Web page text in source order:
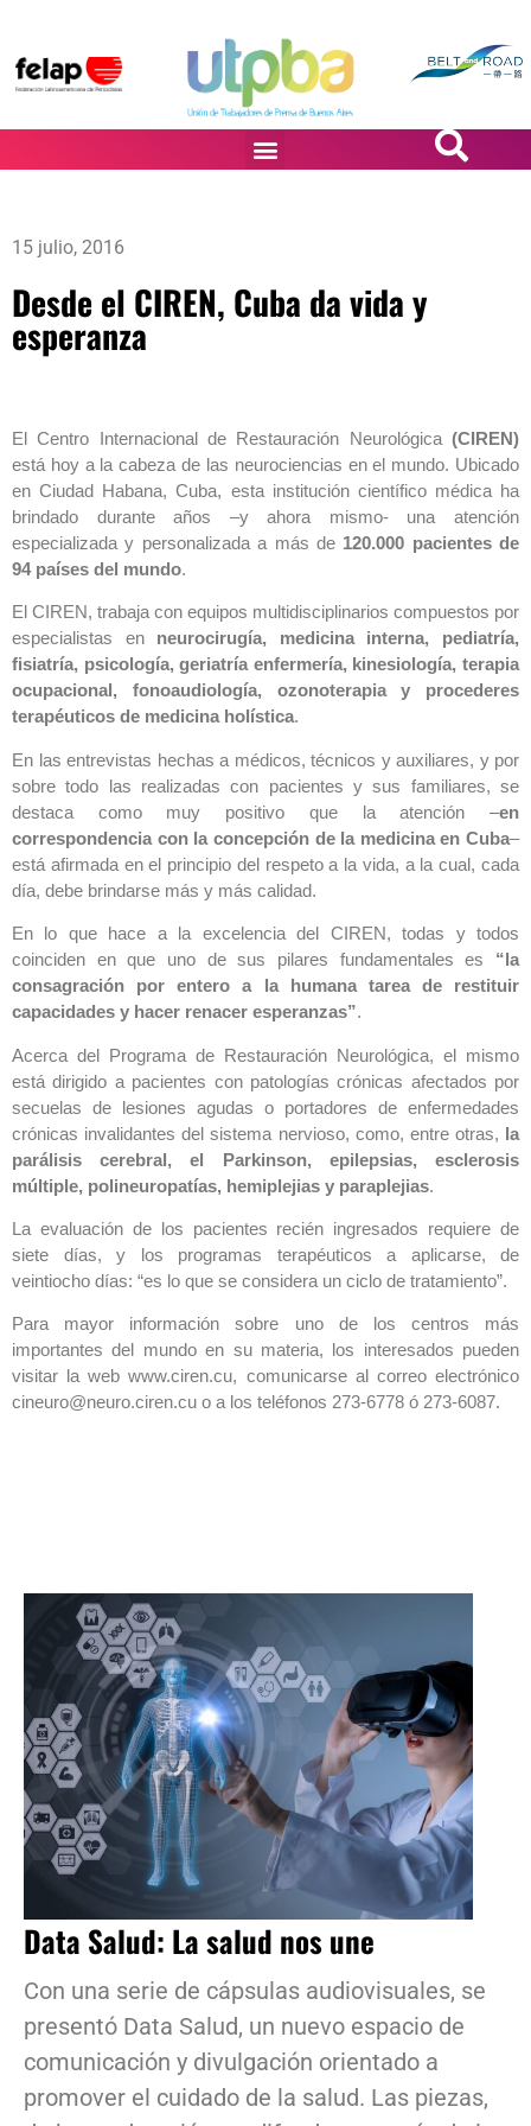
15 julio, 2016
Desde el CIREN, Cuba da vida y
esperanza
El Centro Internacional de Restauración Neurológica (CIREN)
está hoy a la cabeza de las neurociencias en el mundo. Ubicado
en Ciudad Habana, Cuba, esta institución científico médica ha
brindado durante años –y ahora mismo- una atención
especializada y personalizada a más de 120.000 pacientes de
94 países del mundo.
El CIREN, trabaja con equipos multidisciplinarios compuestos por
especialistas en neurocirugía, medicina interna, pediatría,
fisiatría, psicología, geriatría enfermería, kinesiología, terapia
ocupacional, fonoaudiología, ozonoterapia y procederes
terapéuticos de medicina holística.
En las entrevistas hechas a médicos, técnicos y auxiliares, y por
sobre todo las realizadas con pacientes y sus familiares, se
destaca como muy positivo que la atención –en
correspondencia con la concepción de la medicina en Cuba–
está afirmada en el principio del respeto a la vida, a la cual, cada
día, debe brindarse más y más calidad.
En lo que hace a la excelencia del CIREN, todas y todos
coinciden en que uno de sus pilares fundamentales es “la
consagración por entero a la humana tarea de restituir
capacidades y hacer renacer esperanzas”.
Acerca del Programa de Restauración Neurológica, el mismo
está dirigido a pacientes con patologías crónicas afectados por
secuelas de lesiones agudas o portadores de enfermedades
crónicas invalidantes del sistema nervioso, como, entre otras, la
parálisis cerebral, el Parkinson, epilepsias, esclerosis
múltiple, polineuropatías, hemiplejias y paraplejias.
La evaluación de los pacientes recién ingresados requiere de
siete días, y los programas terapéuticos a aplicarse, de
veintiocho días: “es lo que se considera un ciclo de tratamiento”.
Para mayor información sobre uno de los centros más
importantes del mundo en su materia, los interesados pueden
visitar la web www.ciren.cu, comunicarse al correo electrónico
cineuro@neuro.ciren.cu o a los teléfonos 273-6778 ó 273-6087.
Data Salud: La salud nos une
Con una serie de cápsulas audiovisuales, se
presentó Data Salud, un nuevo espacio de
comunicación y divulgación orientado a
promover el cuidado de la salud. Las piezas,